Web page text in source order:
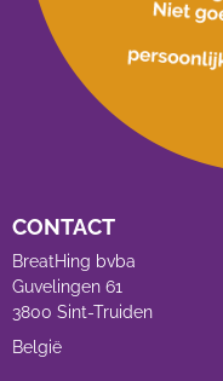
CONTACT
BreatHing bvba
Guvelingen 61
3800 Sint-Truiden
België